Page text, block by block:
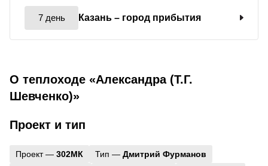
7 день Казань – город прибытия
О теплоходе «Александра (Т.Г.
Шевченко)»
Проект и тип
Проект — 302МК Тип — Дмитрий Фурманов